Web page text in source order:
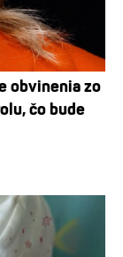
obvinenia zo
čo bude